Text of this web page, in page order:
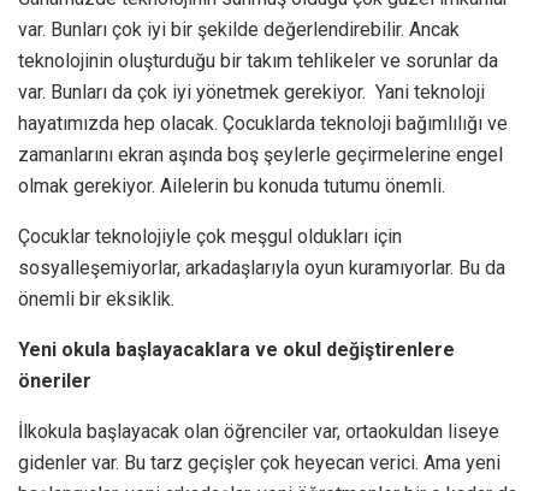
var. Bunları çok iyi bir şekilde değerlendirebilir. Ancak
teknolojinin oluşturduğu bir takım tehlikeler ve sorunlar da
var. Bunları da çok iyi yönetmek gerekiyor. Yani teknoloji
hayatımızda hep olacak. Çocuklarda teknoloji bağımlılığı ve
zamanlarını ekran aşında boş şeylerle geçirmelerine engel
olmak gerekiyor. Ailelerin bu konuda tutumu önemli.
Çocuklar teknolojiyle çok meşgul oldukları için
sosyalleşemiyorlar, arkadaşlarıyla oyun kuramıyorlar. Bu da
önemli bir eksiklik.
Yeni okula başlayacaklara ve okul değiştirenlere
öneriler
İlkokula başlayacak olan öğrenciler var, ortaokuldan liseye
gidenler var. Bu tarz geçişler çok heyecan verici. Ama yeni